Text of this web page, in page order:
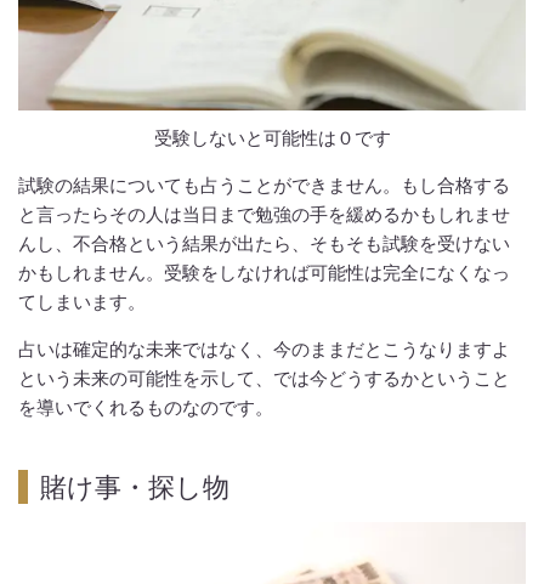
受験しないと可能性は０です
試験の結果についても占うことができません。もし合格する
と言ったらその人は当日まで勉強の手を緩めるかもしれませ
んし、不合格という結果が出たら、そもそも試験を受けない
かもしれません。受験をしなければ可能性は完全になくなっ
てしまいます。
占いは確定的な未来ではなく、今のままだとこうなりますよ
という未来の可能性を示して、では今どうするかということ
を導いでくれるものなのです。
賭け事・探し物